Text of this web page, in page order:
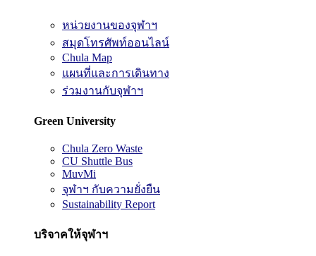
หน่วยงานของจุฬาฯ
สมุดโทรศัพท์ออนไลน์
Chula Map
แผนที่และการเดินทาง
ร่วมงานกับจุฬาฯ
Green University
Chula Zero Waste
CU Shuttle Bus
MuvMi
จุฬาฯ กับความยั่งยืน
Sustainability Report
บริจาคให้จุฬาฯ